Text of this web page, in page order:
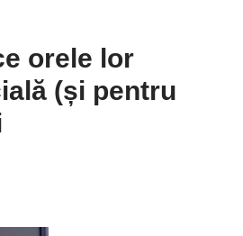
orele lor
(și pentru